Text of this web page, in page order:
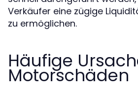
Verkäufer eine zügige
zu ermöglichen.
Häufige
Motorschäden